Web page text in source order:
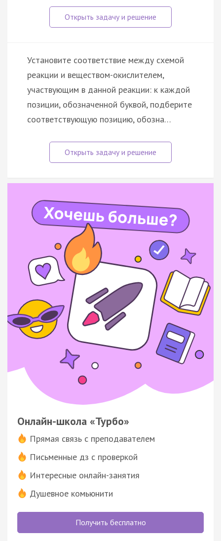
Установите соответствие между схемой
реакции и веществом-окислителем,
участвующим в данной реакции: к каждой
позиции, обозначенной буквой, подберите
соответствующую позицию, обозна…
Онлайн-школа «Турбо»
Прямая связь с преподавателем
Письменные дз с проверкой
Интересные онлайн-занятия
Душевное комьюнити
Получить бесплатно